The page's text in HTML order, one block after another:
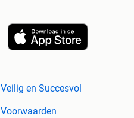
Veilig en Succesvol
Voorwaarden